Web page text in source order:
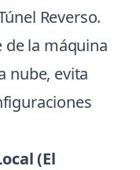
Reverso.
de la máquina
nube, evita
(El